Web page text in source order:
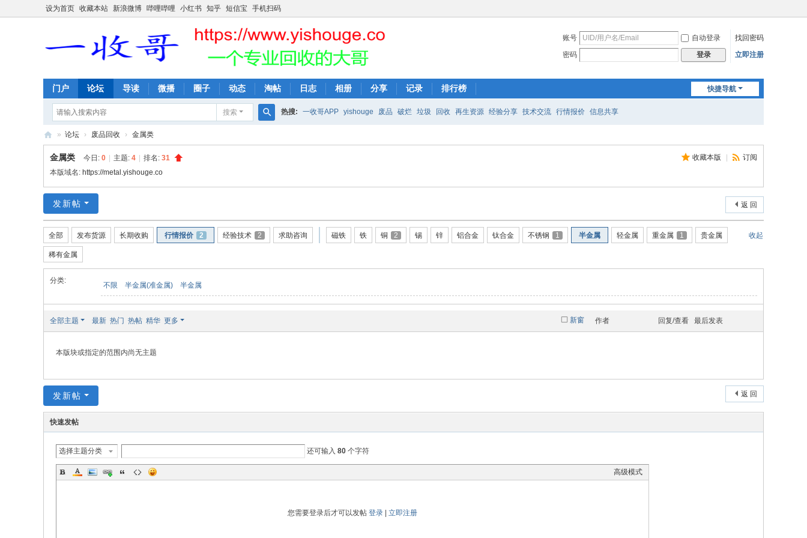
设为首页 收藏本站 新浪微博 哔哩哔哩 小红书 知乎 短信宝 手机扫码
账号 自动登录
找回密码
密码
登录 立即注册
快捷导航
门户 论坛 导读 微播 圈子 动态 淘帖 日志 相册 分享 记录 排行榜
搜索
索
热搜: 一收哥APP yishouge 废品 破烂 垃圾 回收 再生资源 经验分享 技术交流 行情报价 信息共享
收
哥
» 论坛 › 废品回收 › 金属类
收藏本版 订阅
金属类 今日: 0 主题: 4 排名: 31
本版域名: https://metal.yishouge.co
返 回
发新帖
收起
全部 发布货源 长期收购 行情报价 2 经验技术 2 求助咨询 磁铁 铁 铜 2 锡 锌 铝合金 钛合金 不锈钢 1 半金属 轻金属 重金属 1 贵金属
稀有金属
分类:
不限 半金属(准金属) 半金属
新窗
全部主题 最新 热门 热帖 精华 更多 作者 回复/查看 最后发表
本版块或指定的范围内尚无主题
返 回
发新帖
快速发帖
选择主题分类 还可输入 80 个字符
高级模式
您需要登录后才可以发帖 登录 立即注册